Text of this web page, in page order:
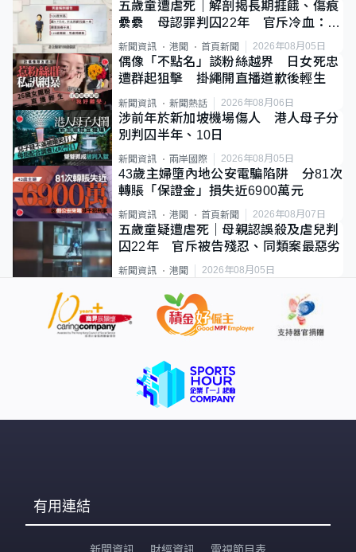
五歲童遭虐死｜解剖揭長期捱餓、傷痕
纍纍 母認罪判囚22年 官斥冷血：同
類案最惡劣
新聞資訊 港聞 首頁新聞 2026年08月05日
偶像「不點名」談粉絲越界 日女死忠
遭群起狙擊 掛繩開直播道歉後輕生
新聞資訊 新聞熱話 2026年08月06日
涉前年於新加坡機場傷人 港人母子分
別判囚半年、10日
新聞資訊 兩岸國際 2026年08月05日
43歲主婦墮內地公安電騙陷阱 分81次
轉賬「保證金」損失近6900萬元
新聞資訊 港聞 首頁新聞 2026年08月07日
五歲童疑遭虐死｜母親認誤殺及虐兒判
囚22年 官斥被告殘忍、同類案最惡劣
新聞資訊 港聞 2026年08月05日
有用連結